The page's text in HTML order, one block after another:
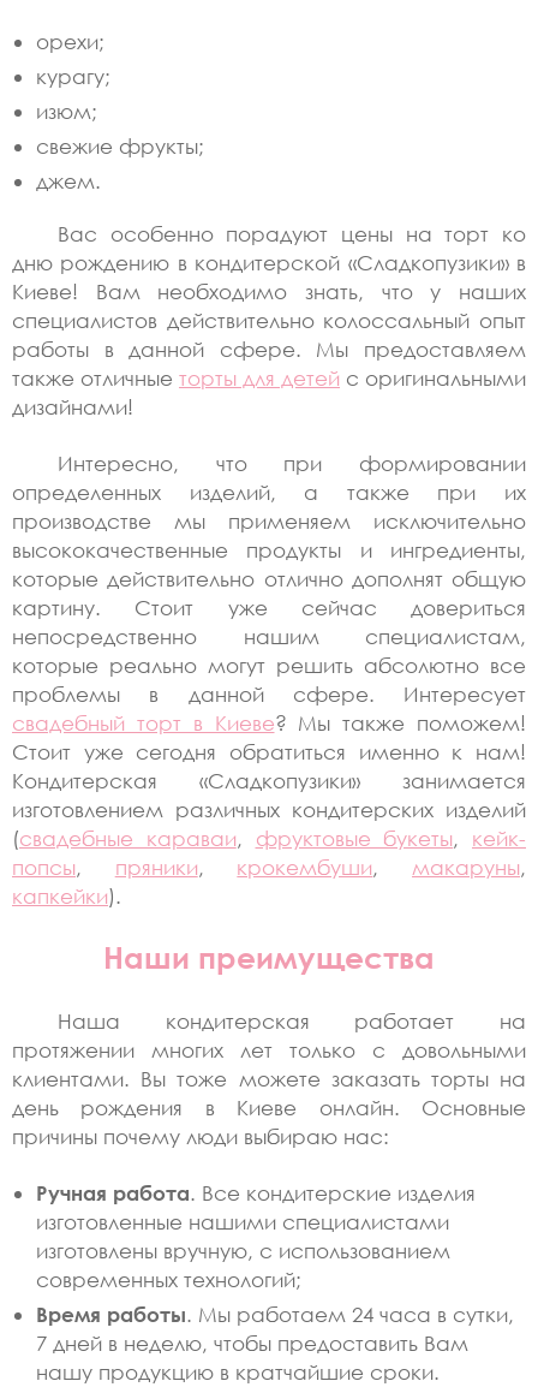
орехи;
курагу;
изюм;
свежие фрукты;
джем.
Вас особенно порадуют цены на торт ко
дню рождению в кондитерской «Сладкопузики» в
Киеве! Вам необходимо знать, что у наших
специалистов действительно колоссальный опыт
работы в данной сфере. Мы предоставляем
также отличные торты для детей с оригинальными
дизайнами!
Интересно, что при формировании
определенных изделий, а также при их
производстве мы применяем исключительно
высококачественные продукты и ингредиенты,
которые действительно отлично дополнят общую
картину. Стоит уже сейчас довериться
непосредственно нашим специалистам,
которые реально могут решить абсолютно все
проблемы в данной сфере. Интересует
свадебный торт в Киеве? Мы также поможем!
Стоит уже сегодня обратиться именно к нам!
Кондитерская «Сладкопузики» занимается
изготовлением различных кондитерских изделий
(свадебные караваи, фруктовые букеты, кейк-
попсы, пряники, крокембуши, макаруны,
капкейки).
Наши преимущества
Наша кондитерская работает на
протяжении многих лет только с довольными
клиентами. Вы тоже можете заказать торты на
день рождения в Киеве онлайн. Основные
причины почему люди выбираю нас:
Ручная работа. Все кондитерские изделия
изготовленные нашими специалистами
изготовлены вручную, с использованием
современных технологий;
Время работы. Мы работаем 24 часа в сутки,
7 дней в неделю, чтобы предоставить Вам
нашу продукцию в кратчайшие сроки.